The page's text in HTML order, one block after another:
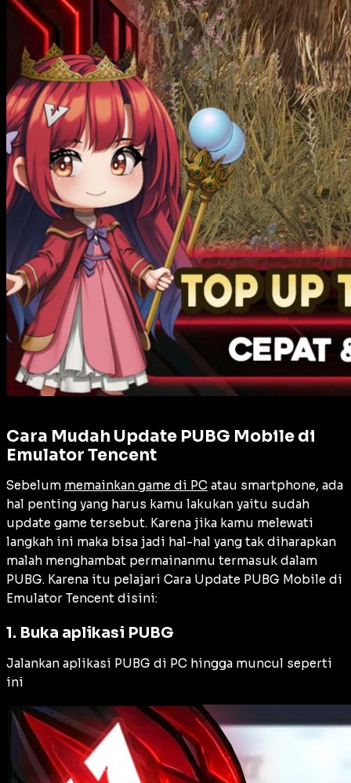
Cara Mudah Update PUBG Mobile di
Emulator Tencent
Sebelum memainkan game di PC atau smartphone, ada
hal penting yang harus kamu lakukan yaitu sudah
update game tersebut. Karena jika kamu melewati
langkah ini maka bisa jadi hal-hal yang tak diharapkan
malah menghambat permainanmu termasuk dalam
PUBG. Karena itu pelajari Cara Update PUBG Mobile di
Emulator Tencent disini:
1. Buka aplikasi PUBG
Jalankan aplikasi PUBG di PC hingga muncul seperti
ini